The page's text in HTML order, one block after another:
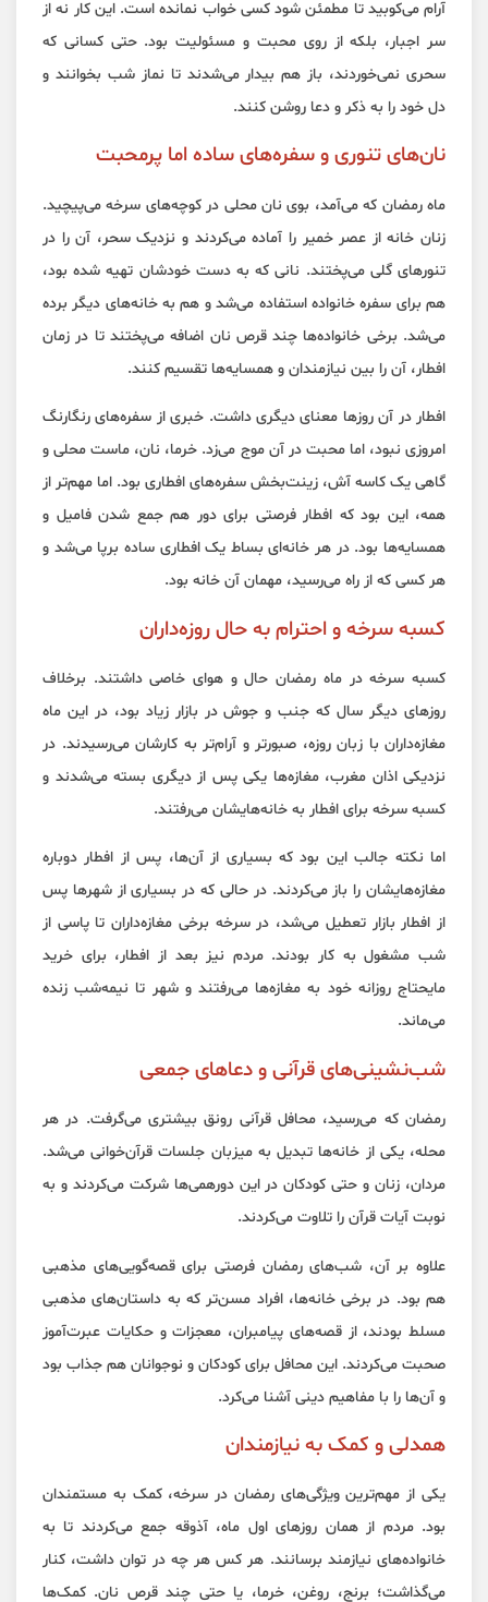
آرام می‌کوبید تا مطمئن شود کسی خواب نمانده است. این کار نه از
سر اجبار، بلکه از روی محبت و مسئولیت بود. حتی کسانی که
سحری نمی‌خوردند، باز هم بیدار می‌شدند تا نماز شب بخوانند و
دل خود را به ذکر و دعا روشن کنند.
نان‌های تنوری و سفره‌های ساده اما پرمحبت
ماه رمضان که می‌آمد، بوی نان محلی در کوچه‌های سرخه می‌پیچید.
زنان خانه از عصر خمیر را آماده می‌کردند و نزدیک سحر، آن را در
تنورهای گلی می‌پختند. نانی که به دست خودشان تهیه شده بود،
هم برای سفره خانواده استفاده می‌شد و هم به خانه‌های دیگر برده
می‌شد. برخی خانواده‌ها چند قرص نان اضافه می‌پختند تا در زمان
افطار، آن را بین نیازمندان و همسایه‌ها تقسیم کنند.
افطار در آن روزها معنای دیگری داشت. خبری از سفره‌های رنگارنگ
امروزی نبود، اما محبت در آن موج می‌زد. خرما، نان، ماست محلی و
گاهی یک کاسه آش، زینت‌بخش سفره‌های افطاری بود. اما مهم‌تر از
همه، این بود که افطار فرصتی برای دور هم جمع شدن فامیل و
همسایه‌ها بود. در هر خانه‌ای بساط یک افطاری ساده برپا می‌شد و
هر کسی که از راه می‌رسید، مهمان آن خانه بود.
کسبه سرخه و احترام به حال روزه‌داران
کسبه سرخه در ماه رمضان حال و هوای خاصی داشتند. برخلاف
روزهای دیگر سال که جنب‌ و جوش در بازار زیاد بود، در این ماه
مغازه‌داران با زبان روزه، صبورتر و آرام‌تر به کارشان می‌رسیدند. در
نزدیکی اذان مغرب، مغازه‌ها یکی پس از دیگری بسته می‌شدند و
کسبه سرخه برای افطار به خانه‌هایشان می‌رفتند.
اما نکته جالب این بود که بسیاری از آن‌ها، پس از افطار دوباره
مغازه‌هایشان را باز می‌کردند. در حالی که در بسیاری از شهرها پس
از افطار بازار تعطیل می‌شد، در سرخه برخی مغازه‌داران تا پاسی از
شب مشغول به کار بودند. مردم نیز بعد از افطار، برای خرید
مایحتاج روزانه خود به مغازه‌ها می‌رفتند و شهر تا نیمه‌شب زنده
می‌ماند.
شب‌نشینی‌های قرآنی و دعاهای جمعی
رمضان که می‌رسید، محافل قرآنی رونق بیشتری می‌گرفت. در هر
محله، یکی از خانه‌ها تبدیل به میزبان جلسات قرآن‌خوانی می‌شد.
مردان، زنان و حتی کودکان در این دورهمی‌ها شرکت می‌کردند و به
نوبت آیات قرآن را تلاوت می‌کردند.
علاوه بر آن، شب‌های رمضان فرصتی برای قصه‌گویی‌های مذهبی
هم بود. در برخی خانه‌ها، افراد مسن‌تر که به داستان‌های مذهبی
مسلط بودند، از قصه‌های پیامبران، معجزات و حکایات عبرت‌آموز
صحبت می‌کردند. این محافل برای کودکان و نوجوانان هم جذاب بود
و آن‌ها را با مفاهیم دینی آشنا می‌کرد.
همدلی و کمک به نیازمندان
یکی از مهم‌ترین ویژگی‌های رمضان در سرخه، کمک به مستمندان
بود. مردم از همان روزهای اول ماه، آذوقه جمع می‌کردند تا به
خانواده‌های نیازمند برسانند. هر کس هر چه در توان داشت، کنار
می‌گذاشت؛ برنج، روغن، خرما، یا حتی چند قرص نان. کمک‌ها